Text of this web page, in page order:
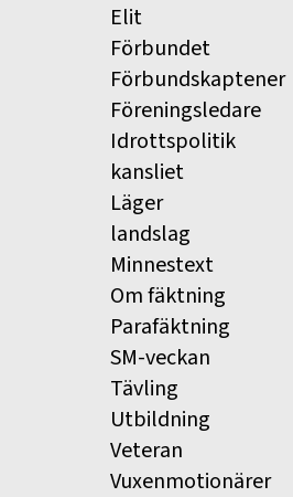
Elit
Förbundet
Förbundskaptener
Föreningsledare
Idrottspolitik
kansliet
Läger
landslag
Minnestext
Om fäktning
Parafäktning
SM-veckan
Tävling
Utbildning
Veteran
Vuxenmotionärer